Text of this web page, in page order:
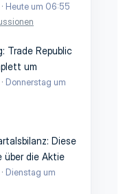
Heute um 06:55
Trade Republic
um
Donnerstag um
Diese
über die Aktie
Dienstag um